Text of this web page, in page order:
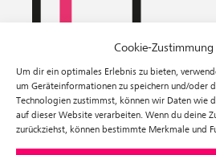
Cookie-
Um dir ein optimales Erlebnis zu bieten,
um Geräteinformationen zu speichern und/oder
Technologien zustimmst, können wir Daten wie
auf dieser Website verarbeiten. Wenn du deine
zurückziehst, können bestimmte Merkmale und
Veranstaltungen
Tickets
Über uns